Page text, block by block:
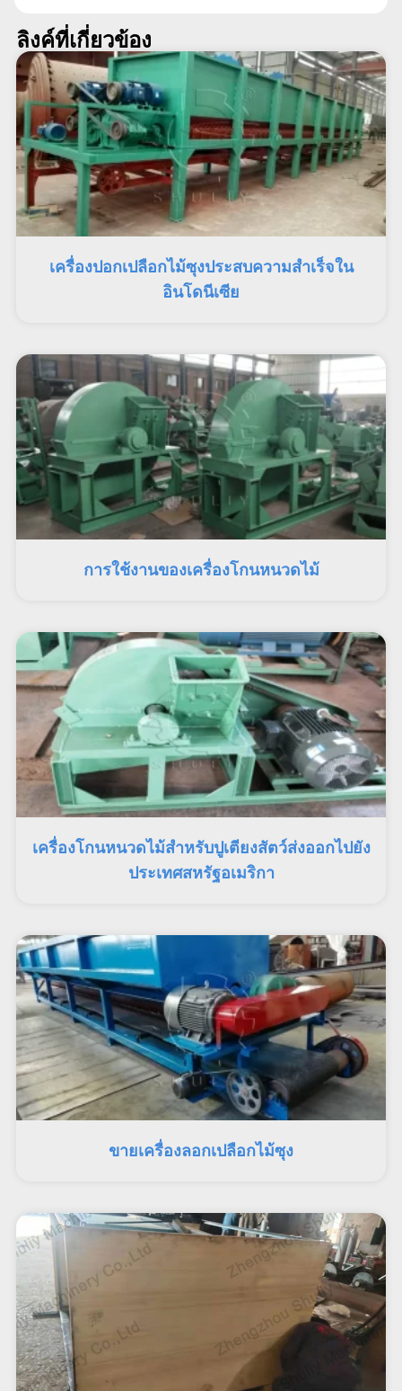
ลิงค์ที่เกี่ยวข้อง
เครื่องปอกเปลือกไม้ซุงประสบความสำเร็จใน
อินโดนีเซีย
การใช้งานของเครื่องโกนหนวดไม้
เครื่องโกนหนวดไม้สำหรับปูเตียงสัตว์ส่งออกไปยัง
ประเทศสหรัฐอเมริกา
ขายเครื่องลอกเปลือกไม้ซุง